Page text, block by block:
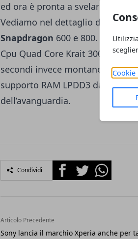
Cookie
ed ora è pronta a svelare dei
Vediamo nel dettaglio di cosa
Snapdragon 600 e 800. I primi
Cpu Quad Core Krait 300, Gpu
secondi invece montano: Cpu
supporto RAM LPDD3 da 800
dell’avanguardia.
Condividi FacebookTwitterWhatsapp
Articolo Precedente
Sony lancia il marchio Xperia anche per